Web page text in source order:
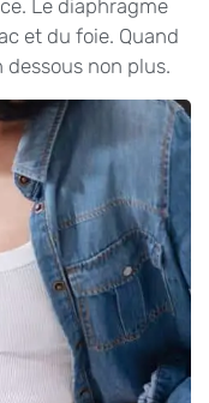
Le diaphragme
et du foie. Quand
dessous non plus.